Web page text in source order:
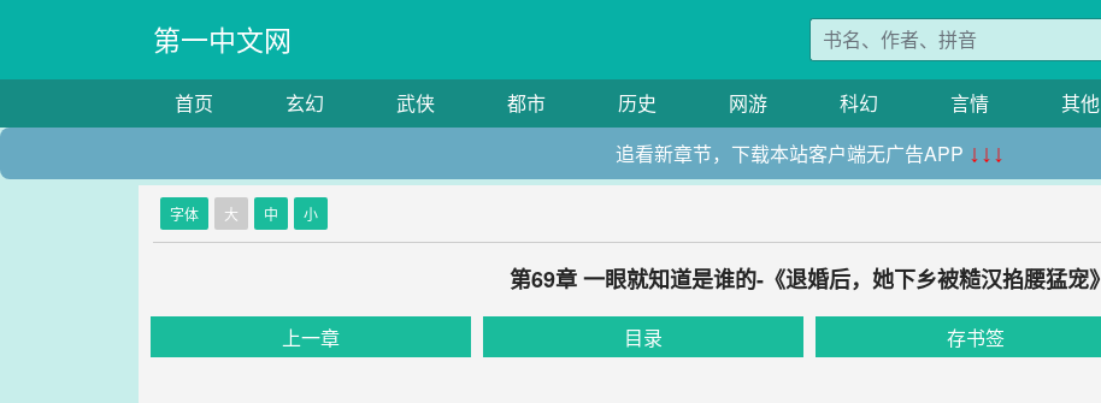
第一中文网
首页 玄幻 武侠 都市 历史 网游 科幻 言情 其他
追看新章节，下载本站客户端无广告APP ↓↓↓
字体 大 中 小
第69章 一眼就知道是谁的-《退婚后，她下乡被糙汉掐腰猛宠》
上一章 目录 存书签